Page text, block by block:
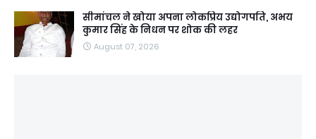
सीमांचल ने खोया अपना लोकप्रिय उद्योगपति, अभय
कुमार सिंह के निधन पर शोक की लहर
August 07, 2026